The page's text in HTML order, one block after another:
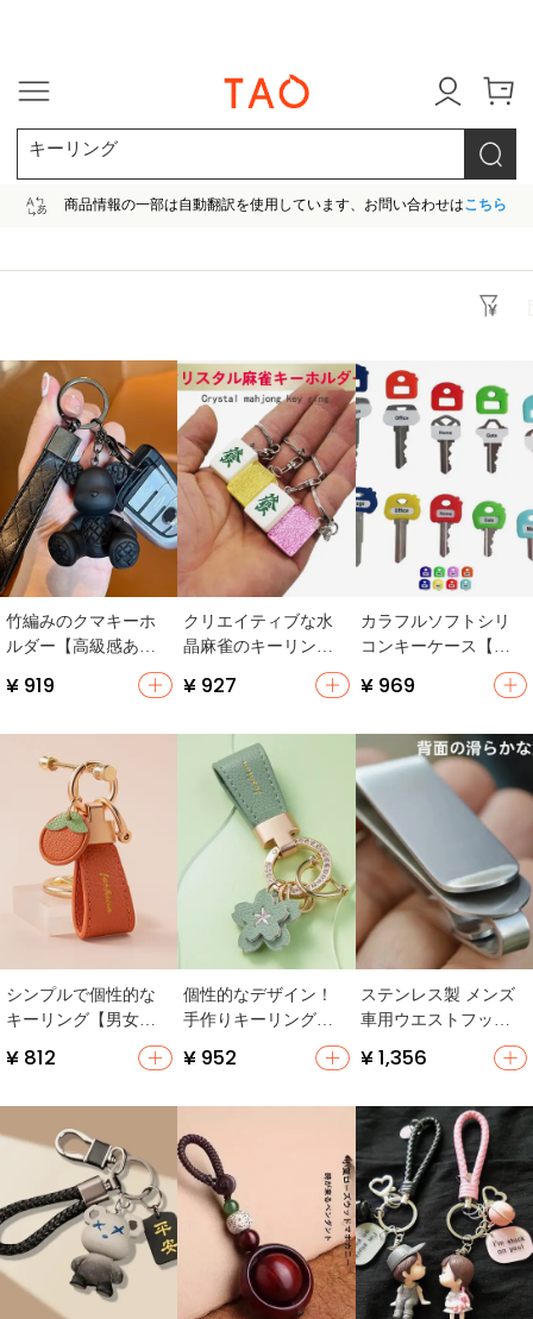
キーリング
商品情報の一部は自動翻訳を使用しています、お問い合わせはこちら
竹編みのクマキーホ
ルダー【高級感ある
デザイン・車用・女
性用】
¥ 919
クリエイティブな水
晶麻雀のキーリング
【男性用・ウエスト
吊り下げ式・車用装
¥ 927
カラフルソフトシリ
コンキーケース【弾
性・識別用・シリコ
ン製】
¥ 969
シンプルで個性的な
キーリング【男女兼
用・自動車用・カバ
ンに付けられるデザ
¥ 812
個性的なデザイン！
手作りキーリング付
きストラップ【女性
用・バッグチャー
¥ 952
ステンレス製 メンズ
車用ウエストフック
風・スポーツパンツ
プ】
¥ 1,356